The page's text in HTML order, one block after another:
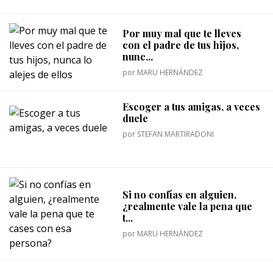
Por muy mal que te lleves
con el padre de tus hijos,
nunc...
por MARU HERNÁNDEZ
Escoger a tus amigas, a veces
duele
por STEFAN MARTIRADONI
Si no confías en alguien,
¿realmente vale la pena que
t...
por MARU HERNÁNDEZ